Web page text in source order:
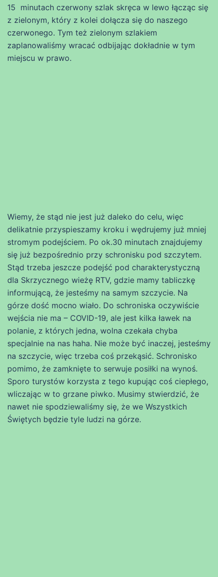
15 minutach czerwony szlak skręca w lewo łącząc się
z zielonym, który z kolei dołącza się do naszego
czerwonego. Tym też zielonym szlakiem
zaplanowaliśmy wracać odbijając dokładnie w tym
miejscu w prawo.
Wiemy, że stąd nie jest już daleko do celu, więc
delikatnie przyspieszamy kroku i wędrujemy już mniej
stromym podejściem. Po ok.30 minutach znajdujemy
się już bezpośrednio przy schronisku pod szczytem.
Stąd trzeba jeszcze podejść pod charakterystyczną
dla Skrzycznego wieżę RTV, gdzie mamy tabliczkę
informującą, że jesteśmy na samym szczycie. Na
górze dość mocno wiało. Do schroniska oczywiście
wejścia nie ma – COVID-19, ale jest kilka ławek na
polanie, z których jedna, wolna czekała chyba
specjalnie na nas haha. Nie może być inaczej, jesteśmy
na szczycie, więc trzeba coś przekąsić. Schronisko
pomimo, że zamknięte to serwuje posiłki na wynoś.
Sporo turystów korzysta z tego kupując coś ciepłego,
wliczając w to grzane piwko. Musimy stwierdzić, że
nawet nie spodziewaliśmy się, że we Wszystkich
Świętych będzie tyle ludzi na górze.